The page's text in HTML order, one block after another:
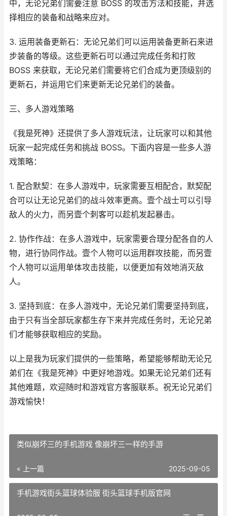
中，无论兄弟们需要注意 BOSS 的攻击方法和技能，并选
择相应的装备和战略来应对。
3. 运用装备更新石：无论兄弟们可以运用装备更新石来进
步装备的等级。这些更新石可以通过完成任务和打败
BOSS 来获取，无论兄弟们需要将它们合成为更顶级别的
更新石，并运用它们来更新无论兄弟们的装备。
三、多人游戏策略
《我是死神》还提供了多人游戏玩法，让玩家可以和其他
玩家一起完成任务和挑战 BOSS。下面内容是一些多人游
戏策略：
1. 配合默契：在多人游戏中，玩家需要互相配合，默契配
合可以让无论兄弟们的战斗效率更高。壹个战士可以引导
敌人的火力，而另壹个刺客可以趁机发起暴击。
2. 协作作战：在多人游戏中，玩家需要合理分配各自的人
物，进行协同作战。壹个人物可以运用群攻技能，而另壹
个人物可以运用单体攻击技能，以便更加有效地消灭敌
人。
3. 坚持到底：在多人游戏中，无论兄弟们需要坚持到底，
由于只有当全部玩家都生存下来并完成任务时，无论兄弟
们才能够获取相应的奖励。
以上是我为玩家们提供的一些策略，希望能够帮助无论兄
弟们在《我是死神》中更好地游戏。如果无论兄弟们还有
其他难题，欢迎随时和游戏官方客服联系。祝无论兄弟们
游戏愉快！
类似崩坏三的手机游戏 像崩坏三一样的手游
« 上一篇 2025-09-05
手机游戏街头篮球体验服 街头篮球手机版官网